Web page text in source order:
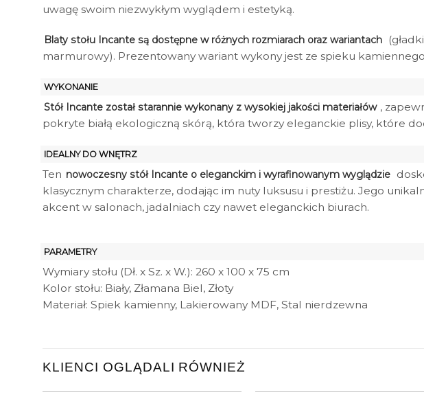
uwagę swoim niezwykłym wyglądem i estetyką.
Blaty stołu Incante są dostępne w różnych rozmiarach oraz wariantach
marmurowy). Prezentowany wariant wykony jest ze spieku
WYKONANIE
Stół Incante został starannie wykonany z wysokiej jakości materiałów ,
pokryte białą ekologiczną skórą, która tworzy eleganckie plisy, które
IDEALNY DO WNĘTRZ
Ten nowoczesny stół Incante o eleganckim i wyrafinowanym wyglądzie
klasycznym charakterze, dodając im nuty luksusu i prestiżu. Jego
akcent w salonach, jadalniach czy nawet eleganckich biurach.
PARAMETRY
Wymiary stołu (Dł. x Sz. x W.): 260 x 100 x 75 cm
Kolor stołu: Biały, Złamana Biel, Złoty
Materiał: Spiek kamienny, Lakierowany MDF, Stal nierdzewna
KLIENCI OGLĄDALI RÓWNIEŻ